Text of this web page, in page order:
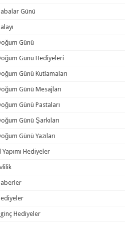
Günü
Günü
Günü Hediyeleri
Günü Kutlamaları
Günü Mesajları
Günü Pastaları
Günü Şarkıları
Günü Yazıları
Yapımı Hediyeler
Hediyeler